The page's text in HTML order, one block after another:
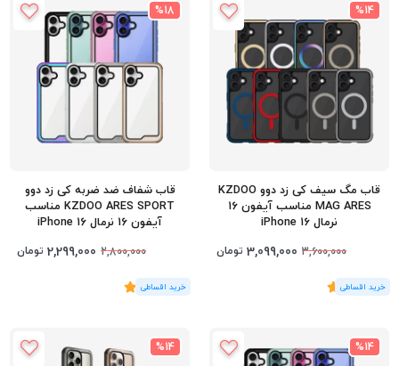
%14
قاب مگ سیف کی زد دوو KZDOO
MAG ARES مناسب آیفون 16
نرمال iPhone 16
3,600,000
3,099,000 تومان
(1رای)
5
%18
قاب شفاف ضد ضربه کی زد دوو
KZDOO ARES SPORT مناسب
آیفون 16 نرمال iPhone 16
2,800,000
2,299,000 تومان
(3 رای)
5
%14
%14